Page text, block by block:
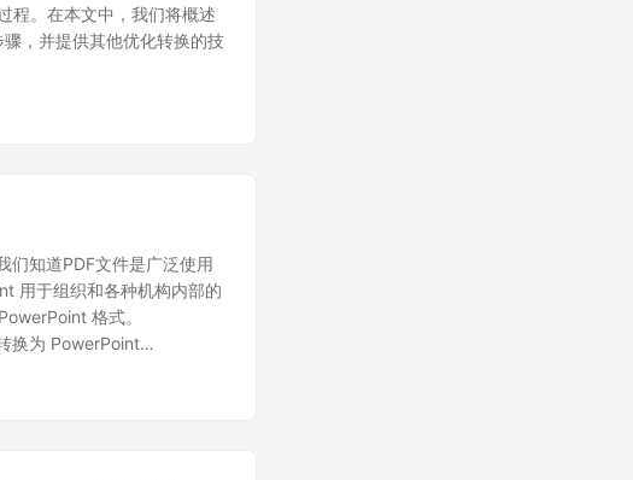
程。在本文中，我们将概述
，并提供其他优化转换的技
们知道PDF文件是广泛使用
用于组织和各种机构内部的
格式。
换为 PowerPoint
，提供创建、操作 PPT